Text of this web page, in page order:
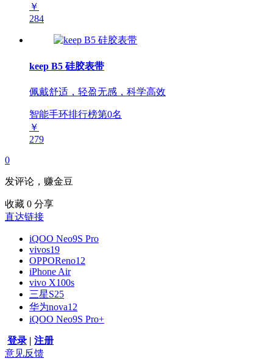
￥
284
keep B5 硅胶表带
佩戴舒适，轻盈无感，科学高效
智能手环排行榜第0名
￥
279
0
发评论，赚金豆
收藏 0 分享
直达链接
iQOO Neo9S Pro
vivos19
OPPOReno12
iPhone Air
vivo X100s
三星S25
华为nova12
iQOO Neo9S Pro+
登录 | 注册
意见反馈